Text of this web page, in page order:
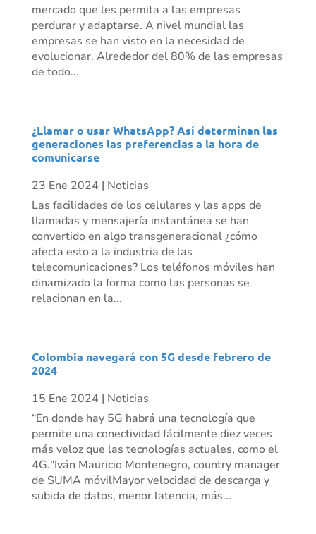
mercado que les permita a las empresas
perdurar y adaptarse. A nivel mundial las
empresas se han visto en la necesidad de
evolucionar. Alrededor del 80% de las empresas
de todo...
¿Llamar o usar WhatsApp? Así determinan las
generaciones las preferencias a la hora de
comunicarse
23 Ene 2024 | Noticias
Las facilidades de los celulares y las apps de
llamadas y mensajería instantánea se han
convertido en algo transgeneracional ¿cómo
afecta esto a la industria de las
telecomunicaciones? Los teléfonos móviles han
dinamizado la forma como las personas se
relacionan en la...
Colombia navegará con 5G desde febrero de
2024
15 Ene 2024 | Noticias
“En donde hay 5G habrá una tecnología que
permite una conectividad fácilmente diez veces
más veloz que las tecnologías actuales, como el
4G."Iván Mauricio Montenegro, country manager
de SUMA móvilMayor velocidad de descarga y
subida de datos, menor latencia, más...